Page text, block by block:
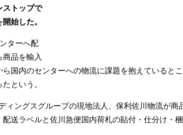
ストップで
始した。
ターへ配
品を輸入
国内のセンターへの物流に課題を抱えていると
という。
ィングスグループの現地法人、保利佐川物流が商
送ラベルと佐川急便国内荷札の貼付・仕分け・梱